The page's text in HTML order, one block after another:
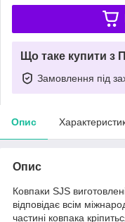
Що таке купити з
Замовлення під
Опис
Опис
Ковпаки SJS
відповідає всім
частині ковпака